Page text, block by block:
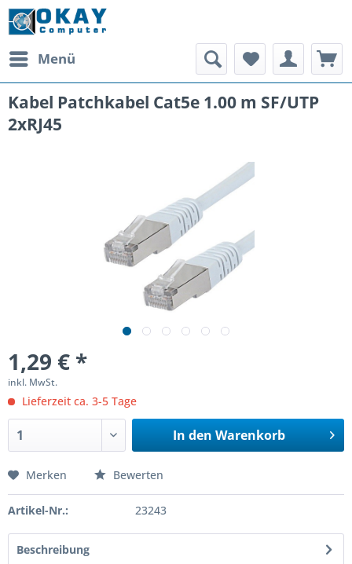
Menü
Kabel Patchkabel Cat5e 1.00 m SF/UTP
2xRJ45
1,29 € *
inkl. MwSt.
Lieferzeit ca. 3-5 Tage
In den Warenkorb
Merken Bewerten
Artikel-Nr.: 23243
Beschreibung